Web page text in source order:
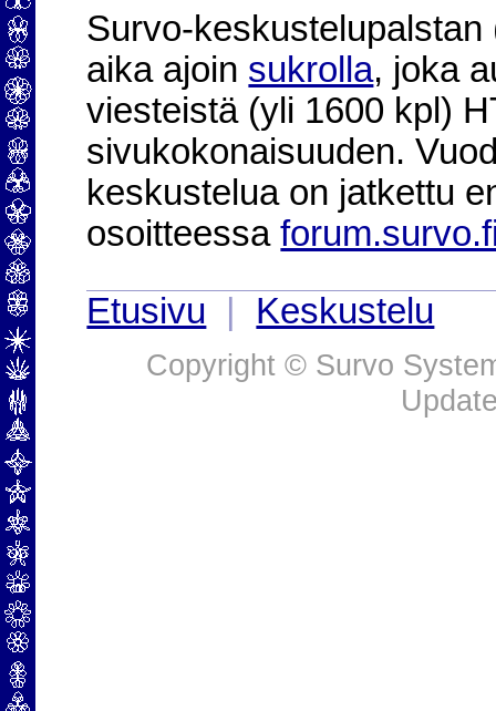
Survo-
aika ajoin sukrolla, joka
viesteistä (yli 1600 kpl)
sivukokonaisuuden.
keskustelua on jatkettu
osoitteessa
Etusivu
Keskustelu
Copyright © Survo